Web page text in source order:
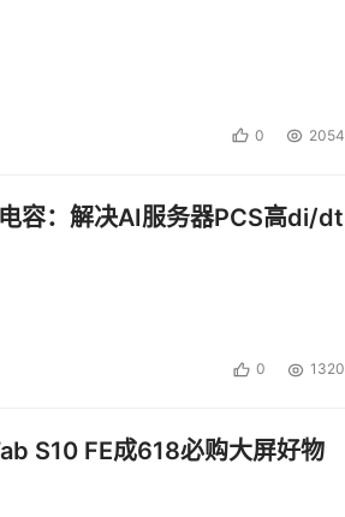
金设立于1985年，是富士通最著名的
年刚够及格的人可能会落选。获奖金获
。
司设立的JAIMS进行进修。这是一个
题。学员通过在夏威夷的实体课程并
、日本及中国知名企业中珍贵的实习资
经理人提供教育培训，使他们在现今
展。该奖学金创立以来，已经培养出
0 2054
容：解决AI服务器PCS高di/dt
0 1320
S10 FE成618必购大屏好物